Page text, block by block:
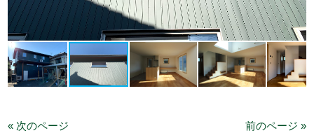
« 次のページ 前のページ »